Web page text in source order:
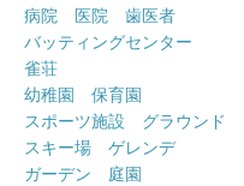
病院 医院 歯医者
バッティングセンター
雀荘
幼稚園 保育園
スポーツ施設 グラウンド
スキー場 ゲレンデ
ガーデン 庭園